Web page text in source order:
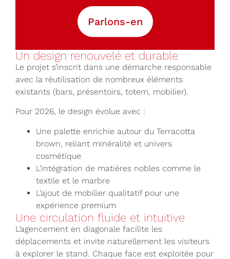
Parlons-en
Un design renouvelé et durable
Le projet s’inscrit dans une démarche responsable
avec la réutilisation de nombreux éléments
existants (bars, présentoirs, totem, mobilier).
Pour 2026, le design évolue avec :
Une palette enrichie autour du Terracotta
brown, reliant minéralité et univers
cosmétique
L’intégration de matières nobles comme le
textile et le marbre
L’ajout de mobilier qualitatif pour une
expérience premium
Une circulation fluide et intuitive
L’agencement en diagonale facilite les
déplacements et invite naturellement les visiteurs
à explorer le stand. Chaque face est exploitée pour